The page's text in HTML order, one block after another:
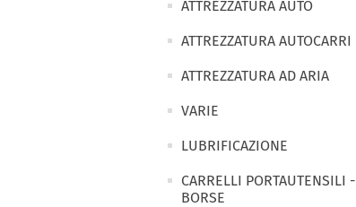
ATTREZZATURA AUTO
ATTREZZATURA AUTOCARRI
ATTREZZATURA AD ARIA
VARIE
LUBRIFICAZIONE
CARRELLI PORTAUTENSILI -
BORSE